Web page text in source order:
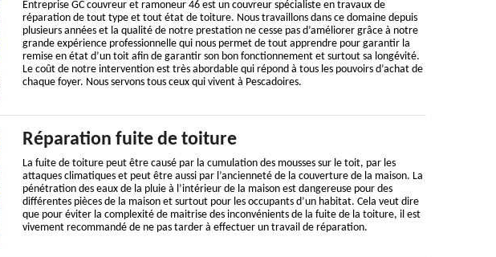
Entreprise GC couvreur et ramoneur 46 est un couvreur spécialiste en travaux de
réparation de tout type et tout état de toiture. Nous travaillons dans ce domaine depuis
plusieurs années et la qualité de notre prestation ne cesse pas d’améliorer grâce à notre
grande expérience professionnelle qui nous permet de tout apprendre pour garantir la
remise en état d’un toit afin de garantir son bon fonctionnement et surtout sa longévité.
Le coût de notre intervention est très abordable qui répond à tous les pouvoirs d’achat de
chaque foyer. Nous servons tous ceux qui vivent à Pescadoires.
Réparation fuite de toiture
La fuite de toiture peut être causé par la cumulation des mousses sur le toit, par les
attaques climatiques et peut être aussi par l’ancienneté de la couverture de la maison. La
pénétration des eaux de la pluie à l’intérieur de la maison est dangereuse pour des
différentes pièces de la maison et surtout pour les occupants d’un habitat. Cela veut dire
que pour éviter la complexité de maitrise des inconvénients de la fuite de la toiture, il est
vivement recommandé de ne pas tarder à effectuer un travail de réparation.